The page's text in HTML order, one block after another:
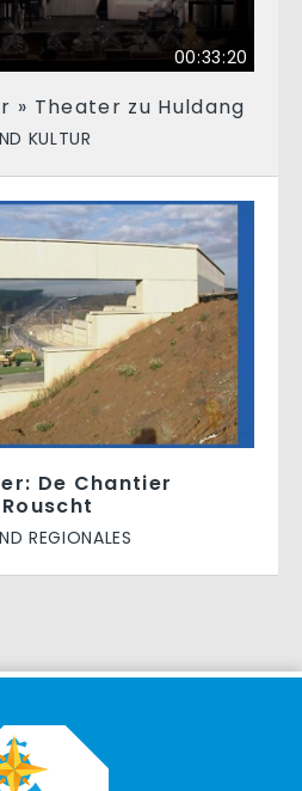
00:33:20
» Theater zu Huldang
KULTUR
De Chantier
REGIONALES